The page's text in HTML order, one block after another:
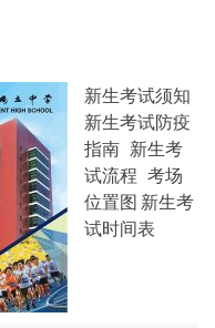
新生考试须知
新生考试防疫
指南 新生考
试流程 考场
位置图 新生考
试时间表